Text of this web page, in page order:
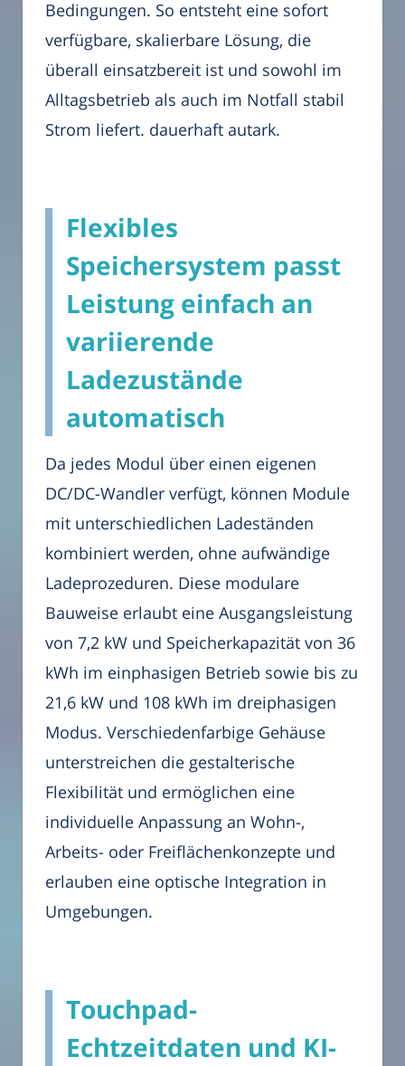
Bedingungen. So entsteht eine sofort
verfügbare, skalierbare Lösung, die
überall einsatzbereit ist und sowohl im
Alltagsbetrieb als auch im Notfall stabil
Strom liefert. dauerhaft autark.
Flexibles
Speichersystem passt
Leistung einfach an
variierende
Ladezustände
automatisch
Da jedes Modul über einen eigenen
DC/DC-Wandler verfügt, können Module
mit unterschiedlichen Ladeständen
kombiniert werden, ohne aufwändige
Ladeprozeduren. Diese modulare
Bauweise erlaubt eine Ausgangsleistung
von 7,2 kW und Speicherkapazität von 36
kWh im einphasigen Betrieb sowie bis zu
21,6 kW und 108 kWh im dreiphasigen
Modus. Verschiedenfarbige Gehäuse
unterstreichen die gestalterische
Flexibilität und ermöglichen eine
individuelle Anpassung an Wohn-,
Arbeits- oder Freiflächenkonzepte und
erlauben eine optische Integration in
Umgebungen.
Touchpad-
Echtzeitdaten und KI-